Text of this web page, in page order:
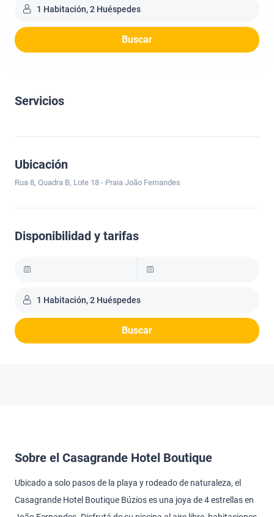
1 Habitación, 2 Huéspedes
Buscar
Servicios
Ubicación
Rua 8, Quadra B, Lote 18 - Praia João Fernandes
Disponibilidad y tarifas
1 Habitación, 2 Huéspedes
Buscar
Sobre el Casagrande Hotel Boutique
Ubicado a solo pasos de la playa y rodeado de naturaleza, el
Casagrande Hotel Boutique Búzios es una joya de 4 estrellas en